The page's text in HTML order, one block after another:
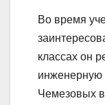
Во время
классах он
инженерную
Чемезовых